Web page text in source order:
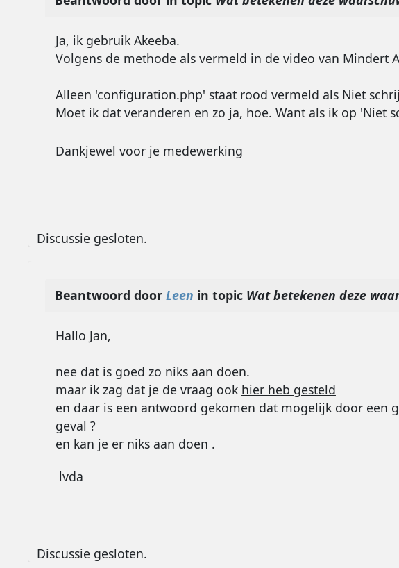
Ja, ik gebruik Akeeba.
Volgens de methode als vermeld in de video van Mindert
Alleen 'configuration.php' staat rood vermeld als Niet
Moet ik dat veranderen en zo ja, hoe. Want als ik op 'Niet
Dankjewel voor je medewerking
Discussie gesloten.
Beantwoord door Leen in topic Wat betekenen deze
Hallo Jan,
nee dat is goed zo niks aan doen.
maar ik zag dat je de vraag ook hier heb gesteld
en daar is een antwoord gekomen dat mogelijk door
geval ?
en kan je er niks aan doen .
lvda
Discussie gesloten.